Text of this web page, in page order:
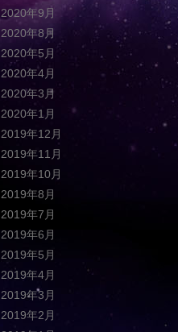
2020年9月
2020年8月
2020年5月
2020年4月
2020年3月
2020年1月
2019年12月
2019年11月
2019年10月
2019年8月
2019年7月
2019年6月
2019年5月
2019年4月
2019年3月
2019年2月